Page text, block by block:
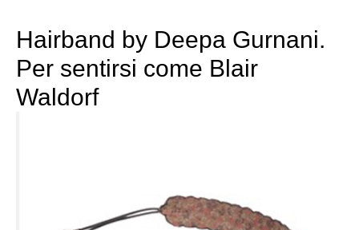
Hairband by Deepa Gurnani.
Per sentirsi come Blair
Waldorf